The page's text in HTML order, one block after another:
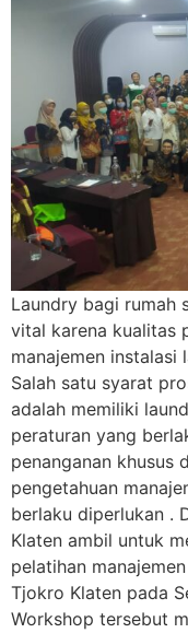
Laundry bagi rumah
vital karena kualitas
manajemen instalasi
Salah satu syarat
adalah memiliki
peraturan yang
penanganan khusus
pengetahuan
berlaku diperlukan .
Klaten ambil untuk
pelatihan
Tjokro Klaten pada
Workshop tersebut